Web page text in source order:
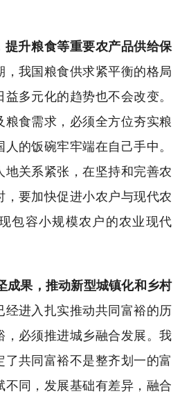
提升粮食等重要农产品供给保
，我国粮食供求紧平衡的格局
多元化的趋势也不会改变。
粮食需求，必须全方位夯实粮
的饭碗牢牢端在自己手中。
地关系紧张，在坚持和完善农
，要加快促进小农户与现代农
包容小规模农户的农业现代
成果，推动新型城镇化和乡村
经进入扎实推动共同富裕的历
，必须推进城乡融合发展。我
了共同富裕不是整齐划一的富
不同，发展基础有差异，融合